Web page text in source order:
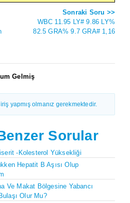
Sonraki Soru >>
WBC 11.95 LY# 9.86 LY%
82.5 GRA% 9.7 GRA# 1,16
Gelmiş
yapmış olmanız gerekmektedir.
Sorular
-kolesterol Yüksekliği
Hepatit B Aşısı Olup
Ve Makat Bölgesine Yabancı
Olur Mu?